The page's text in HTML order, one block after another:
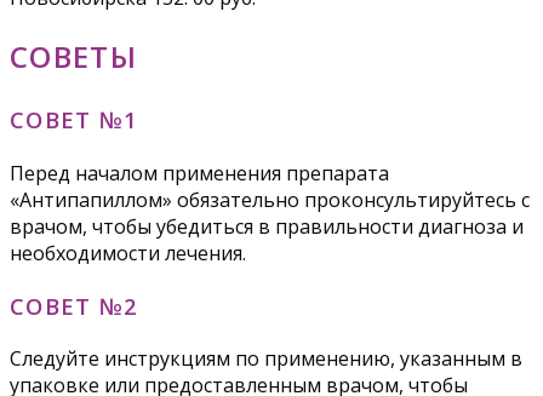
СОВЕТЫ
СОВЕТ №1
Перед началом применения препарата
«Антипапиллом» обязательно проконсультируйтесь с
врачом, чтобы убедиться в правильности диагноза и
необходимости лечения.
СОВЕТ №2
Следуйте инструкциям по применению, указанным в
упаковке или предоставленным врачом, чтобы